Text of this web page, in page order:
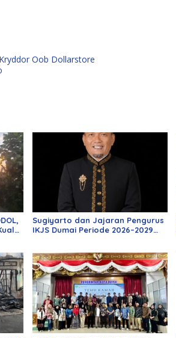
Oob Dollarstore
Sugiyarto dan Jajaran Pengurus
IKJS Dumai Periode 2026–2029